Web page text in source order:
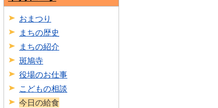
おまつり
まちの歴史
まちの紹介
斑鳩寺
役場のお仕事
こどもの相談
今日の給食